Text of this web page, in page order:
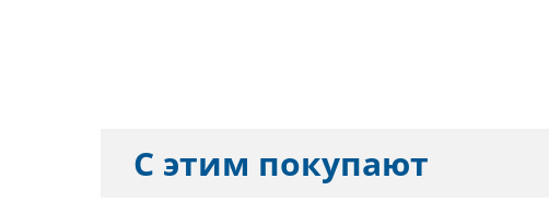
С этим покупают